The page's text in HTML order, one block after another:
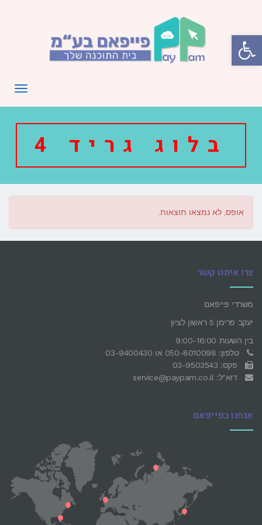
פתח סרגל נגישות
בלוג גריד 4
אופס, לא נמצאו תוצאות.
צרו איתנו קשר
משרדי פייפאם
יעקב פרימן 5 ראשון לציון
בין השעות 9:00-16:00
טלפון: 050-8010098 או 03-9400430
פקס: 03-9503543
דוא"ל: service@paypam.co.il
אנחנו בפייפאם